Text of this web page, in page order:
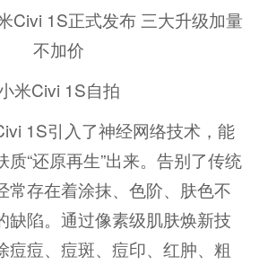
米Civi 1S自拍
1S引入了神经网络技术，能
“还原再生”出来。告别了传统
常存在着涂抹、色阶、肤色不
缺陷。通过像素级肌肤焕新技
痘痘、痘斑、痘印、红肿、粗